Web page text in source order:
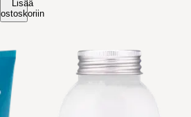
Lisää
ostoskoriin